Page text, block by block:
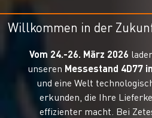
Willkommen in der
Vom 24.-26. März 2026
unseren Messestand 4D77
und eine Welt
erkunden, die Ihre
effizienter macht. Bei